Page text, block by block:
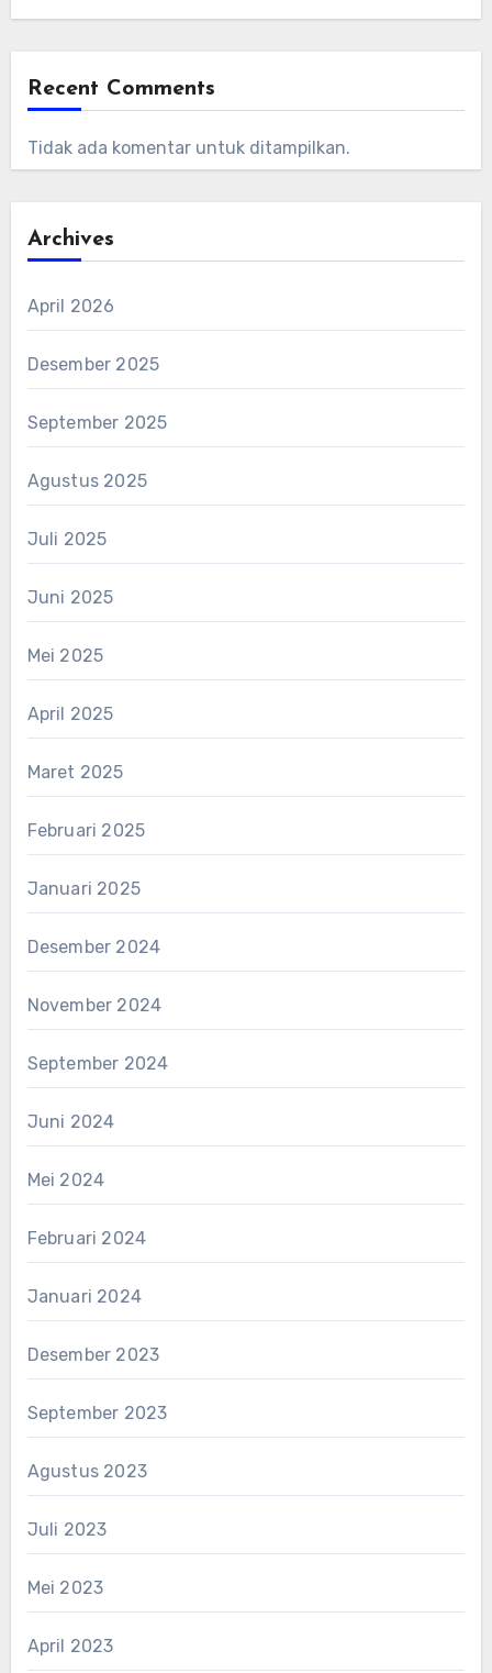
Recent Comments
Tidak ada komentar untuk ditampilkan.
Archives
April 2026
Desember 2025
September 2025
Agustus 2025
Juli 2025
Juni 2025
Mei 2025
April 2025
Maret 2025
Februari 2025
Januari 2025
Desember 2024
November 2024
September 2024
Juni 2024
Mei 2024
Februari 2024
Januari 2024
Desember 2023
September 2023
Agustus 2023
Juli 2023
Mei 2023
April 2023